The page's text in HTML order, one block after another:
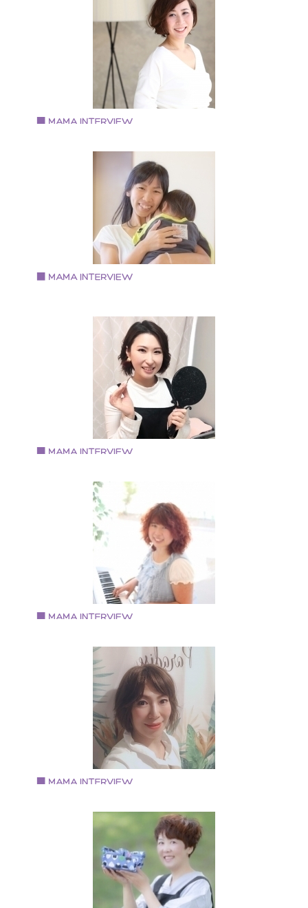
美容メイクアドバイザー、ママ美容家
多数のウェブメディアで美容情報を執筆、監修してい
ママ美容家、メイクアドバイザー。 顔分析となりたい
をもとに似合うメイクを知れる、ペルソナメイクを提
唱。不定期でメイクレッスンを開催している。 コスメ
ンシェルジュであり、マキア公式ブロガーとしてマキ
オンラインでも美容情報を発信中。 プライベートでは
児の母であり、第二子出産間近。
桑野 順子さん
Days party & photograph
・フォトグラファー ・こどもとかめらフォトレッスン
定講師 ・日本バースデープランナー協会 上級バース
ープランナー ・2019年度 Flying Tiger Copenhagen
パーティー部 部長
ベビーヨガインストラクター
東大阪在中。３児のママ。 ベビーヨガインストラクタ
中原 和子さん
ビューティーサロンemire 代表
大阪美容専門学校卒業後、京都や東京の美容院、サロ
で働いた後出産。 地元大阪でマツエク業界に。子連れ
通えるサロンを目指し、プライベートサロン《emire》
オープン。 ビューティーサロンemire 代表
今安志保さん
・ピアニスト 作詞作曲 脚本家 ・赤ちゃんの笑顔ソムリ
エ ・感性共育 講師 ・株式会社オーリーコーポレーショ
ン 代表取締役社長 作詞、脚本、ラジオパーソナリティ
どもマルチに手掛ける。 ミュージシャンとしての活動
他、子育てや生き方のセミナーなどで共育プログラム
講演、提供している。
片山 方子さん
短大卒業後モロゾフ、メニュー開発部にてフレンチと
ャイニーズの融合レシピ考案 ホリデイイン南海2階ウエ
ディング&パーティ&ブッフェのチーフパティシエ パ
ーキ専門店「mg」にてフードコーディネーター 本町
トクッキングスクール講師 八尾市パティシエ岡田にて